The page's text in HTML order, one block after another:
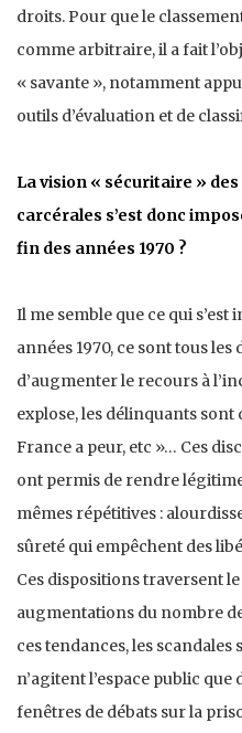
droits. Pour que le
comme arbitraire, il a fait
« savante », notamment
outils d’évaluation et de
La vision « sécuritaire »
carcérales s’est donc
fin des années 1970 ?
Il me semble que ce qui s’est
années 1970, ce sont tous
d’augmenter le recours à
explose, les délinquants sont
France a peur, etc »… Ces
ont permis de rendre
mêmes répétitives :
sûreté qui empêchent des
Ces dispositions traversent
augmentations du nombre
ces tendances, les
n’agitent l’espace public
fenêtres de débats sur la